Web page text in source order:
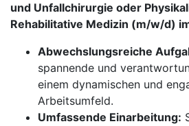
und Unfallchirurgie oder
Rehabilitative Medizin (m/w/d)
Abwechslungsreiche
spannende und
einem dynamischen und
Arbeitsumfeld.
Umfassende Einarbeitung: